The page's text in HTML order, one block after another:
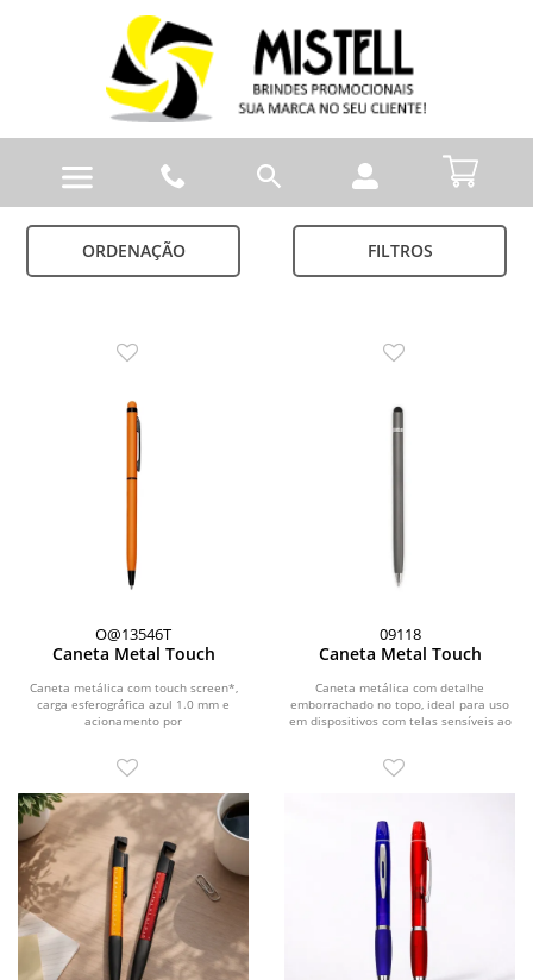
ORDENAÇÃO FILTROS
O@13546T
Caneta Metal Touch
Caneta metálica com touch screen*,
carga esferográfica azul 1.0 mm e
acionamento por
09118
Caneta Metal Touch
Caneta metálica com detalhe
emborrachado no topo, ideal para uso
em dispositivos com telas sensíveis ao